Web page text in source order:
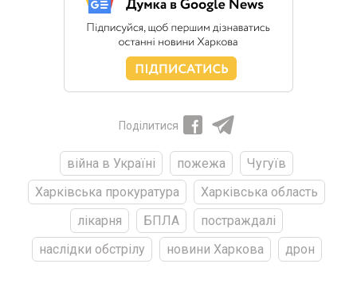
Поділитися
війна в Україні пожежа
Чугуїв
Харківська прокуратура
Харківська область
лікарня
БПЛА
постраждалі
наслідки обстрілу
новини Харкова дрон